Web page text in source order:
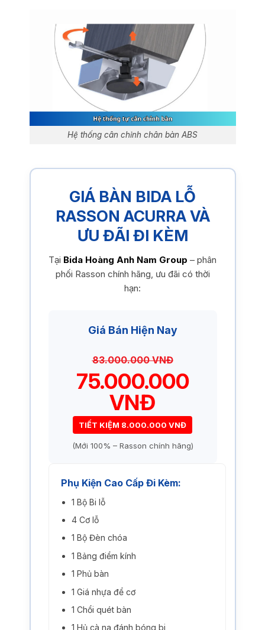
Hệ thống cân chỉnh chân bàn ABS
GIÁ BÀN BIDA LỖ
RASSON ACURRA VÀ
ƯU ĐÃI ĐI KÈM
Tại Bida Hoàng Anh Nam Group – phân
phối Rasson chính hãng, ưu đãi có thời
hạn:
Giá Bán Hiện Nay
83.000.000 VNĐ
75.000.000
VNĐ
TIẾT KIỆM 8.000.000 VNĐ
(Mới 100% – Rasson chính hãng)
Phụ Kiện Cao Cấp Đi Kèm:
1 Bộ Bi lỗ
4 Cơ lỗ
1 Bộ Đèn chóa
1 Bảng điểm kính
1 Phủ bàn
1 Giá nhựa để cơ
1 Chổi quét bàn
1 Hủ cà na đánh bóng bi